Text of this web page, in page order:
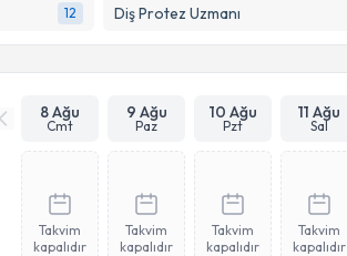
12 Diş Protez Uzmanı
8 Ağu
Cmt
9 Ağu
Paz
10 Ağu
Pzt
11 Ağu
Sal
Takvim
kapalıdır
Takvim
kapalıdır
Takvim
kapalıdır
Takvim
kapalıdır